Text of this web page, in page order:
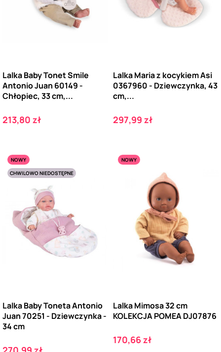
Lalka Baby Tonet Smile
Antonio Juan 60149 -
Chłopiec, 33 cm,...
Cena
213,80 zł
Lalka Maria z kocykiem Asi
0367960 - Dziewczynka, 43
cm,...
Cena
297,99 zł
NOWY
CHWILOWO NIEDOSTĘPNE
Lalka Baby Toneta Antonio
Juan 70251 - Dziewczynka -
34 cm
Cena
NOWY
Lalka Mimosa 32 cm
KOLEKCJA POMEA DJ07876
Cena
170,66 zł